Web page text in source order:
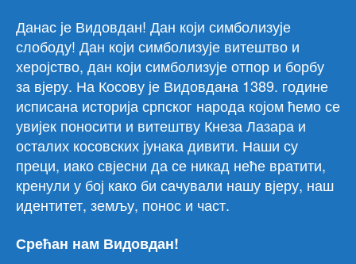
Данас је Видовдан! Дан који симболизује
слободу! Дан који симболизује витештво и
херојство, дан који симболизује отпор и борбу
за вјеру. На Косову је Видовдана 1389. године
исписана историја српског народа којом ћемо се
увијек поносити и витештву Кнеза Лазара и
осталих косовских јунака дивити. Наши су
преци, иако свјесни да се никад неће вратити,
кренули у бој како би сачували нашу вјеру, наш
идентитет, земљу, понос и част.
Срећан нам Видовдан!